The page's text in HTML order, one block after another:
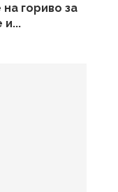
на гориво за
и...